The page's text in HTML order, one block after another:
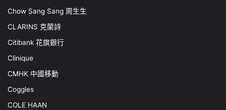
Chow Sang Sang 周生生
CLARINS 克蘭詩
Citibank 花旗銀行
Clinique
CMHK 中國移動
Coggles
COLE HAAN